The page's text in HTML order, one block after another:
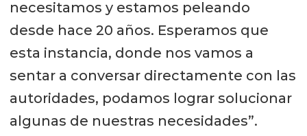
necesitamos y estamos peleando
desde hace 20 años. Esperamos que
esta instancia, donde nos vamos a
sentar a conversar directamente con las
autoridades, podamos lograr solucionar
algunas de nuestras necesidades”.